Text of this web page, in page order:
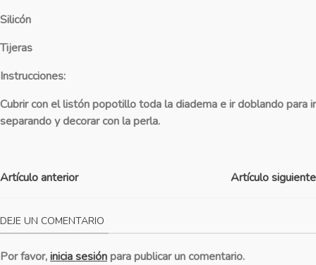
Silicón
Tijeras
Instrucciones:
Cubrir con el listón popotillo toda la diadema e ir doblando para ir
separando y decorar con la perla.
Artículo anterior Artículo siguiente
DEJE UN COMENTARIO
Por favor,inicia sesiónpara publicar un comentario.